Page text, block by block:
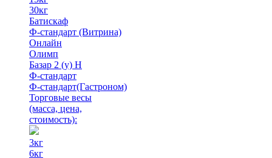
30кг
Батискаф
Ф-стандарт (Витрина)
Онлайн
Олимп
Базар 2 (у) Н
Ф-стандарт
Ф-стандарт(Гастроном)
Торговые весы
(масса, цена,
стоимость):
3кг
6кг